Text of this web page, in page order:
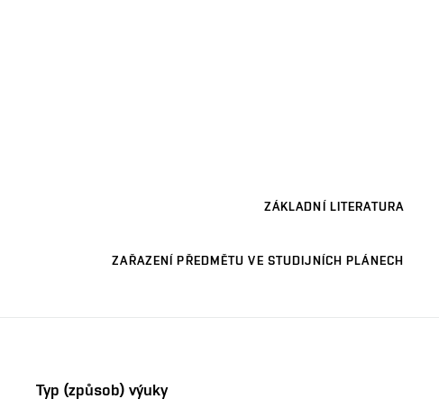
ZÁKLADNÍ LITERATURA
ZAŘAZENÍ PŘEDMĚTU VE STUDIJNÍCH PLÁNECH
Typ (způsob) výuky